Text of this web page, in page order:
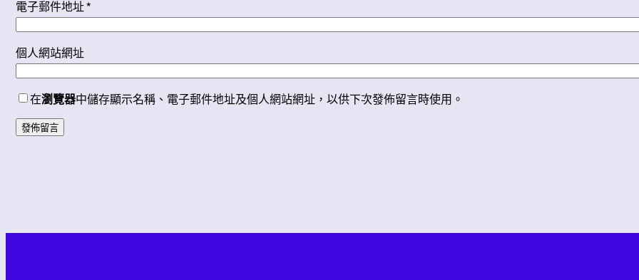
電子郵件地址*
個人網站網址
在瀏覽器中儲存顯示名稱、電子郵件地址及個人網站網址，以供下次發佈留言時使用。